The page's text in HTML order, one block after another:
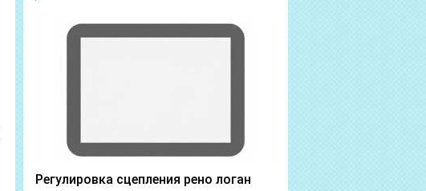
Регулировка сцепления рено логан